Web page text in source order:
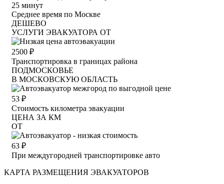
25 минут
Среднее время по Москве
ДЕШЕВО
УСЛУГИ ЭВАКУАТОРА ОТ
2500 ₽
Транспортировка в границах района
ПОДМОСКОВЬЕ
В МОСКОВСКУЮ ОБЛАСТЬ
53 ₽
Стоимость километра эвакуации
ЦЕНА ЗА КМ
ОТ
63 ₽
При междугородней транспортировке авто
КАРТА РАЗМЕЩЕНИЯ ЭВАКУАТОРОВ